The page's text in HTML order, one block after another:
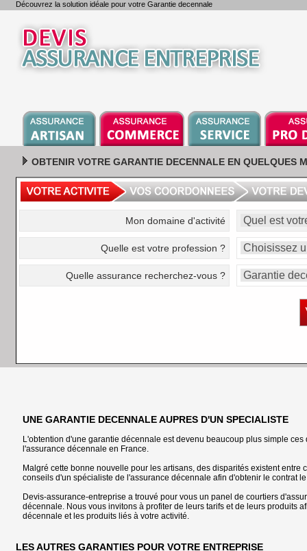
Découvrez la solution idéale pour votre Garantie decennale
OBTENIR VOTRE GARANTIE DECENNALE EN QUELQUES
Mon domaine d'activité
Quelle est votre profession ?
Quelle assurance recherchez-vous ?
UNE GARANTIE DECENNALE AUPRES D'UN SPECIALISTE
L'obtention d'une garantie décennale est devenu beaucoup plus simple
l'assurance décennale en France.
Malgré cette bonne nouvelle pour les artisans, des disparités existent
conseils d'un spécialiste de l'assurance décennale afin d'obtenir le contrat
Devis-assurance-entreprise a trouvé pour vous un panel de courtiers
décennale. Nous vous invitons à profiter de leurs tarifs et de leurs produits
décennale et les produits liés à votre activité.
LES AUTRES GARANTIES POUR VOTRE ENTREPRISE